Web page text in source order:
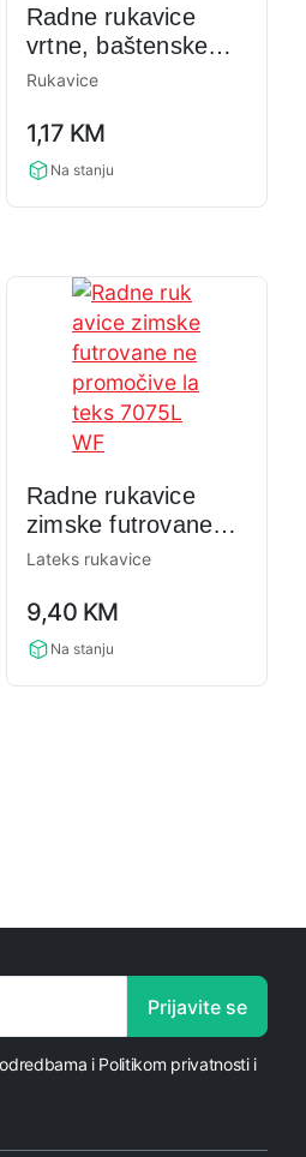
Radne rukavice
vrtne, baštenske
vrtlarstvo
Rukavice
rating
1,17 KM
Na stanju
Radne rukavice
zimske futrovane
nepromočive lateks
Lateks rukavice
rating
9,40 KM
Na stanju
Prijavite se
i Politikom privatnosti i